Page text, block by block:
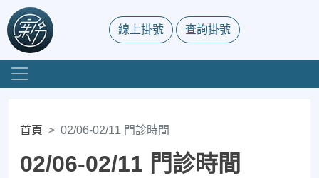
線上掛號 查詢掛號
首頁 02/06-02/11 門診時間
02/06-02/11 門診時間